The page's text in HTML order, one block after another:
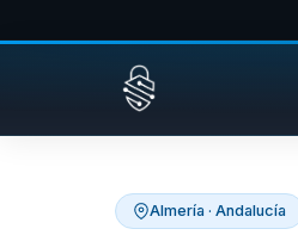
Almería · Andalucía